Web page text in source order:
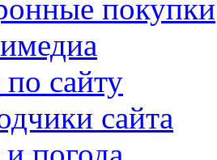
покупки
сайту
сайта